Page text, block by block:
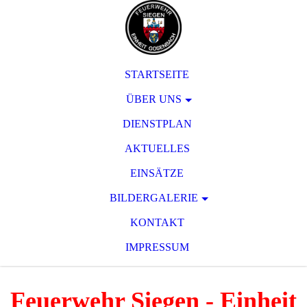
STARTSEITE
ÜBER UNS
DIENSTPLAN
AKTUELLES
EINSÄTZE
BILDERGALERIE
KONTAKT
IMPRESSUM
Feuerwehr Siegen - Einheit